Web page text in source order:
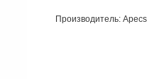
Производитель: Apecs